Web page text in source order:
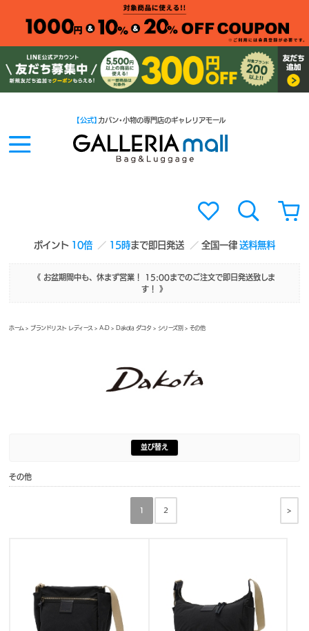
ポイント 10倍 15時まで即日発送 全国一律送料無料
【公式】 カバン・小物の専門店のギャレリアモール
《 お盆期間中も、休まず営業！ 15:00までのご注文で即日発送致しま
す！ 》
ホーム >ブランドリスト レディース >A-D> Dakota ダコタ > シリーズ別 > その他
並び替え
その他
>
1 2